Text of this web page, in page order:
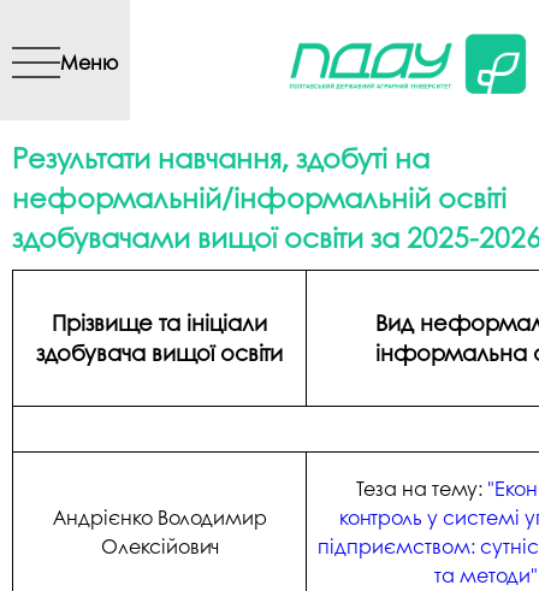
вмісту
Меню
Результати навчання, здобуті на
неформальній/інформальній освіті
здобувачами вищої освіти за 2025-
Прізвище та ініціали
здобувача вищої освіти
Вид
інформальна
Андрієнко Володимир
Олексійович
Теза на тему:
контроль у системі
підприємством:
та методи"